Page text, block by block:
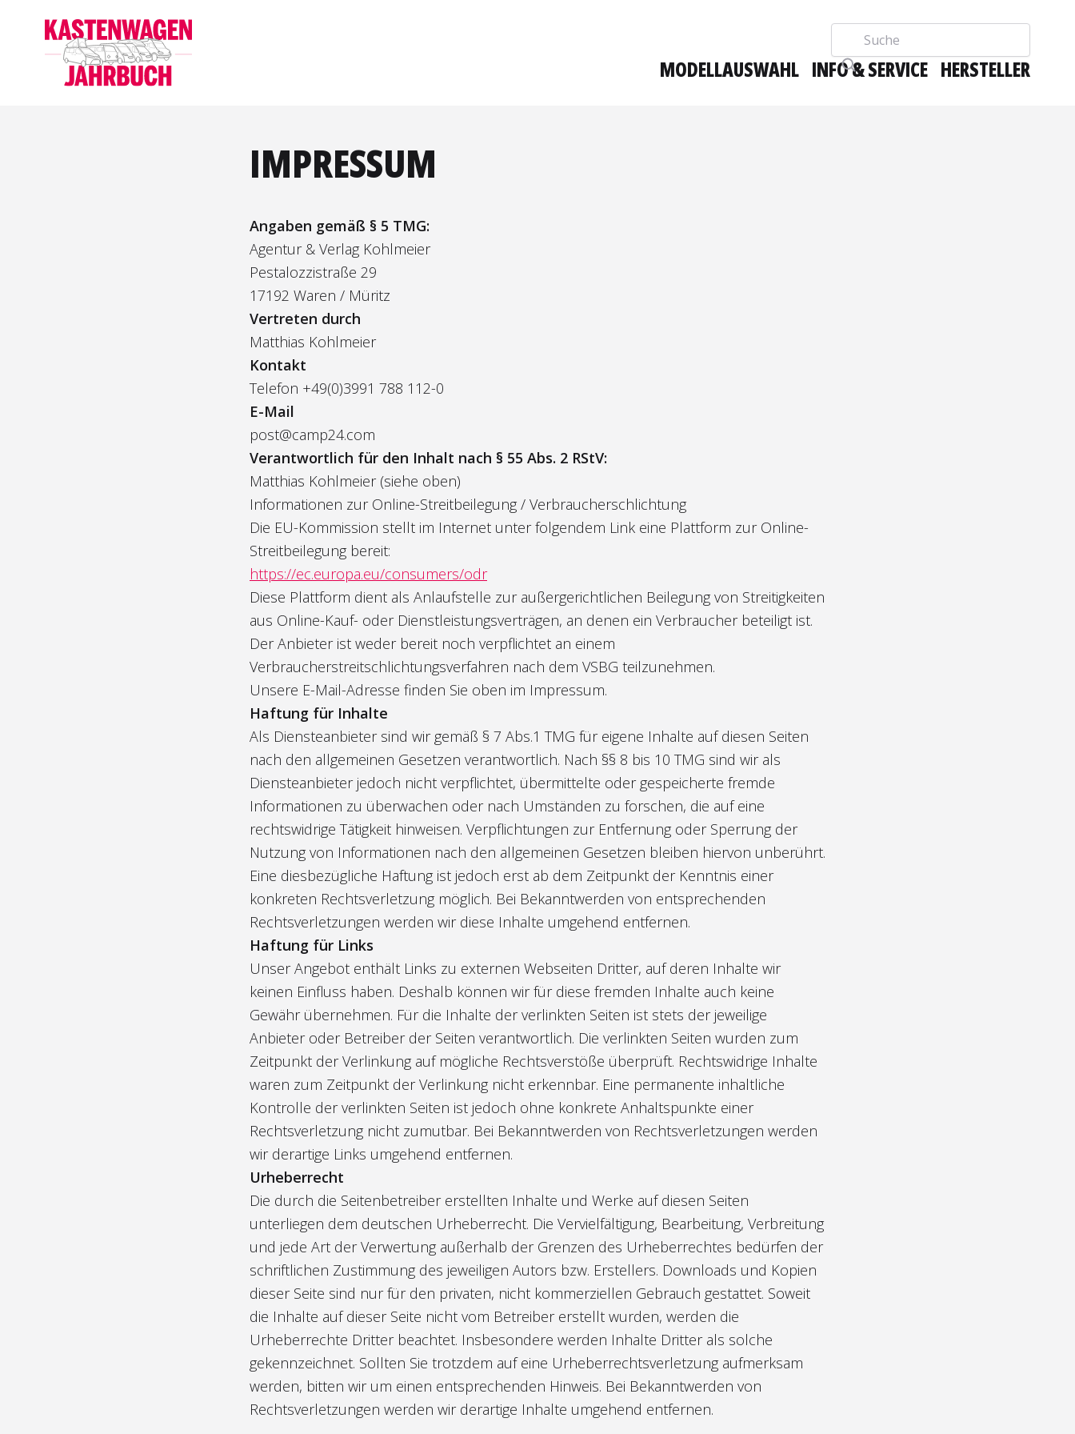
Suche
MODELLAUSWAHL INFO & SERVICE HERSTELLER
IMPRESSUM
Angaben gemäß § 5 TMG:
Agentur & Verlag Kohlmeier
Pestalozzistraße 29
17192 Waren / Müritz
Vertreten durch
Matthias Kohlmeier
Kontakt
Telefon +49(0)3991 788 112-0
E-Mail
post@camp24.com
Verantwortlich für den Inhalt nach § 55 Abs. 2 RStV:
Matthias Kohlmeier (siehe oben)
Informationen zur Online-Streitbeilegung / Verbraucherschlichtung
Die EU-Kommission stellt im Internet unter folgendem Link eine Plattform zur Online-
Streitbeilegung bereit:
https://ec.europa.eu/consumers/odr
Diese Plattform dient als Anlaufstelle zur außergerichtlichen Beilegung von Streitigkeiten
aus Online-Kauf- oder Dienstleistungsverträgen, an denen ein Verbraucher beteiligt ist.
Der Anbieter ist weder bereit noch verpflichtet an einem
Verbraucherstreitschlichtungsverfahren nach dem VSBG teilzunehmen.
Unsere E-Mail-Adresse finden Sie oben im Impressum.
Haftung für Inhalte
Als Diensteanbieter sind wir gemäß § 7 Abs.1 TMG für eigene Inhalte auf diesen Seiten
nach den allgemeinen Gesetzen verantwortlich. Nach §§ 8 bis 10 TMG sind wir als
Diensteanbieter jedoch nicht verpflichtet, übermittelte oder gespeicherte fremde
Informationen zu überwachen oder nach Umständen zu forschen, die auf eine
rechtswidrige Tätigkeit hinweisen. Verpflichtungen zur Entfernung oder Sperrung der
Nutzung von Informationen nach den allgemeinen Gesetzen bleiben hiervon unberührt.
Eine diesbezügliche Haftung ist jedoch erst ab dem Zeitpunkt der Kenntnis einer
konkreten Rechtsverletzung möglich. Bei Bekanntwerden von entsprechenden
Rechtsverletzungen werden wir diese Inhalte umgehend entfernen.
Haftung für Links
Unser Angebot enthält Links zu externen Webseiten Dritter, auf deren Inhalte wir
keinen Einfluss haben. Deshalb können wir für diese fremden Inhalte auch keine
Gewähr übernehmen. Für die Inhalte der verlinkten Seiten ist stets der jeweilige
Anbieter oder Betreiber der Seiten verantwortlich. Die verlinkten Seiten wurden zum
Zeitpunkt der Verlinkung auf mögliche Rechtsverstöße überprüft. Rechtswidrige Inhalte
waren zum Zeitpunkt der Verlinkung nicht erkennbar. Eine permanente inhaltliche
Kontrolle der verlinkten Seiten ist jedoch ohne konkrete Anhaltspunkte einer
Rechtsverletzung nicht zumutbar. Bei Bekanntwerden von Rechtsverletzungen werden
wir derartige Links umgehend entfernen.
Urheberrecht
Die durch die Seitenbetreiber erstellten Inhalte und Werke auf diesen Seiten
unterliegen dem deutschen Urheberrecht. Die Vervielfältigung, Bearbeitung, Verbreitung
und jede Art der Verwertung außerhalb der Grenzen des Urheberrechtes bedürfen der
schriftlichen Zustimmung des jeweiligen Autors bzw. Erstellers. Downloads und Kopien
dieser Seite sind nur für den privaten, nicht kommerziellen Gebrauch gestattet. Soweit
die Inhalte auf dieser Seite nicht vom Betreiber erstellt wurden, werden die
Urheberrechte Dritter beachtet. Insbesondere werden Inhalte Dritter als solche
gekennzeichnet. Sollten Sie trotzdem auf eine Urheberrechtsverletzung aufmerksam
werden, bitten wir um einen entsprechenden Hinweis. Bei Bekanntwerden von
Rechtsverletzungen werden wir derartige Inhalte umgehend entfernen.